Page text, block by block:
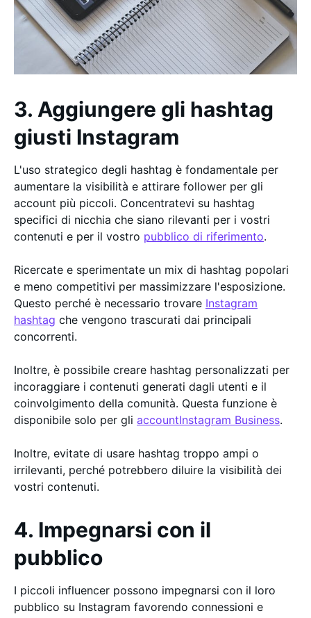
3. Aggiungere gli hashtag
giusti Instagram
L'uso strategico degli hashtag è fondamentale per
aumentare la visibilità e attirare follower per gli
account più piccoli. Concentratevi su hashtag
specifici di nicchia che siano rilevanti per i vostri
contenuti e per il vostro pubblico di riferimento.
Ricercate e sperimentate un mix di hashtag popolari
e meno competitivi per massimizzare l'esposizione.
Questo perché è necessario trovare Instagram
hashtag che vengono trascurati dai principali
concorrenti.
Inoltre, è possibile creare hashtag personalizzati per
incoraggiare i contenuti generati dagli utenti e il
coinvolgimento della comunità. Questa funzione è
disponibile solo per gli accountInstagram Business.
Inoltre, evitate di usare hashtag troppo ampi o
irrilevanti, perché potrebbero diluire la visibilità dei
vostri contenuti.
4. Impegnarsi con il
pubblico
I piccoli influencer possono impegnarsi con il loro
pubblico su Instagram favorendo connessioni e